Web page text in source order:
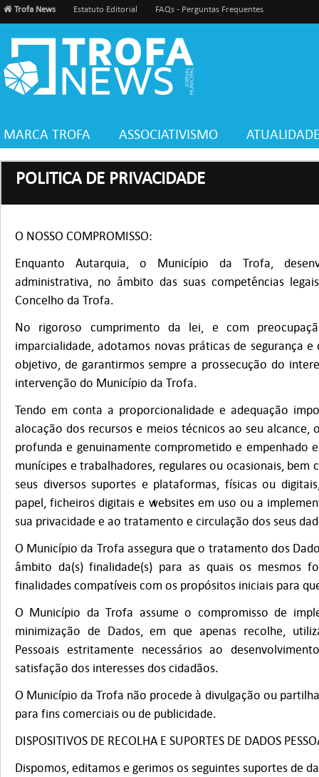
Trofa News Estatuto Editorial FAQs - Perguntas Frequentes
MARCA TROFA ASSOCIATIVISMO
POLITICA DE PRIVACIDADE
O NOSSO COMPROMISSO:
Enquanto Autarquia, o Município da Trofa,
administrativa, no âmbito das suas competências
Concelho da Trofa.
No rigoroso cumprimento da lei, e com
imparcialidade, adotamos novas práticas de segurança
objetivo, de garantirmos sempre a prossecução do
intervenção do Município da Trofa.
Tendo em conta a proporcionalidade e adequação
alocação dos recursos e meios técnicos ao seu alcance,
profunda e genuinamente comprometido e empenhado
munícipes e trabalhadores, regulares ou ocasionais, bem
seus diversos suportes e plataformas, físicas ou
papel, ficheiros digitais e websites em uso ou a
sua privacidade e ao tratamento e circulação dos seus
O Município da Trofa assegura que o tratamento dos
âmbito da(s) finalidade(s) para as quais os mesmos
finalidades compatíveis com os propósitos iniciais para
O Município da Trofa assume o compromisso de
minimização de Dados, em que apenas recolhe,
Pessoais estritamente necessários ao
satisfação dos interesses dos cidadãos.
O Município da Trofa não procede à divulgação ou
para fins comerciais ou de publicidade.
DISPOSITIVOS DE RECOLHA E SUPORTES DE DADOS
Dispomos, editamos e gerimos os seguintes suportes de